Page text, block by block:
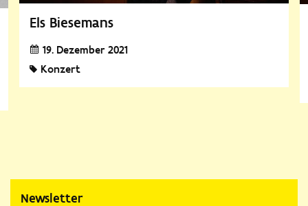
Els Biesemans
19. Dezember 2021
Konzert
Newsletter